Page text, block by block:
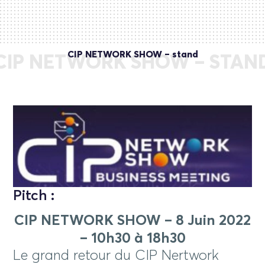
NETWORK SHOW –
CIP NETWORK SHOW – stand
Pitch :
CIP NETWORK SHOW – 8 Juin 2022
– 10h30 à 18h30
Le grand retour du CIP Nertwork